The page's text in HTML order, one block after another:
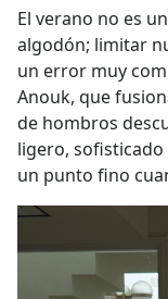
El verano no es
algodón; limitar
un error muy
Anouk, que
de hombros
ligero,
un punto fino